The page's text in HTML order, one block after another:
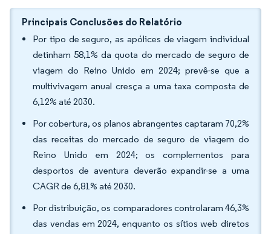
Principais Conclusões do Relatório
Por tipo de seguro, as apólices de viagem individual
detinham 58,1% da quota do mercado de seguro de
viagem do Reino Unido em 2024; prevê-se que a
multivivagem anual cresça a uma taxa composta de
6,12% até 2030.
Por cobertura, os planos abrangentes captaram 70,2%
das receitas do mercado de seguro de viagem do
Reino Unido em 2024; os complementos para
desportos de aventura deverão expandir-se a uma
CAGR de 6,81% até 2030.
Por distribuição, os comparadores controlaram 46,3%
das vendas em 2024, enquanto os sítios web diretos